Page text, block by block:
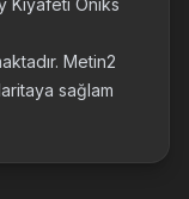
Kıyafeti Oniks
Metin2
sağlam